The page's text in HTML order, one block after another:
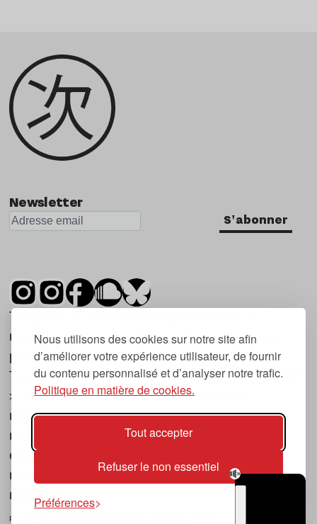
Nous utilisons des cookies sur notre site afin
d’améliorer votre expérience utilisateur, de fournir
du contenu personnalisé et d’analyser notre trafic.
Politique en matière de cookies.
Tout accepter
Refuser le non essentiel
Préférences
Newsletter
S'abonner
Tsugi est un mensuel indépendant sur la
musique et les nouvelles tendances, dont la
première parution date de 2007.
Tsugi en japonais signifie « prochain », « suivant
», ce qui correspond à la thématique du
magazine, à l’affût des nouvelles tendances
musicales, qu’elles viennent de la musique
électronique, du rock ou du hip hop, et des
nouveaux phénomènes de société liés à la
musique.
POLITIQUE DE COOKIES (UE)